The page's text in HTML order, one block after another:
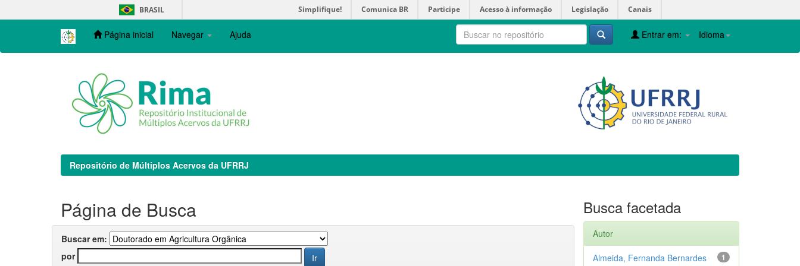
navigation
BRASIL Simplifique! Comunica BR Participe Acesso à informação Legislação Canais
Página inicial Navegar Ajuda Idioma
Entrar em:
Repositório de Múltiplos Acervos da UFRRJ
Página de Busca
Buscar em:
por
Busca facetada
Autor
1
Almeida, Fernanda Bernardes